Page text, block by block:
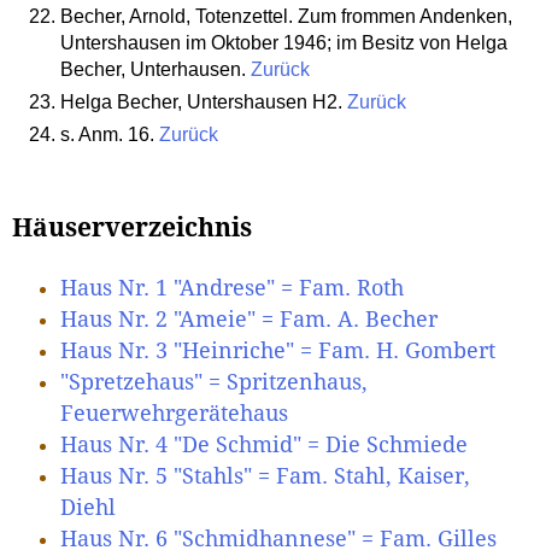
Becher, Arnold, Totenzettel. Zum frommen Andenken,
Untershausen im Oktober 1946; im Besitz von Helga
Becher, Unterhausen. Zurück
Helga Becher, Untershausen H2. Zurück
s. Anm. 16. Zurück
Häuserverzeichnis
Haus Nr. 1 "Andrese" = Fam. Roth
Haus Nr. 2 "Ameie" = Fam. A. Becher
Haus Nr. 3 "Heinriche" = Fam. H. Gombert
"Spretzehaus" = Spritzenhaus,
Feuerwehrgerätehaus
Haus Nr. 4 "De Schmid" = Die Schmiede
Haus Nr. 5 "Stahls" = Fam. Stahl, Kaiser,
Diehl
Haus Nr. 6 "Schmidhannese" = Fam. Gilles